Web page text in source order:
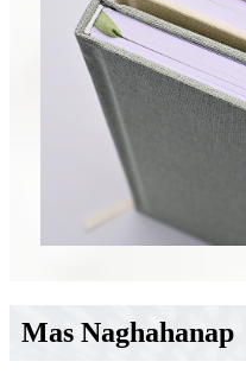
Mas Naghahanap